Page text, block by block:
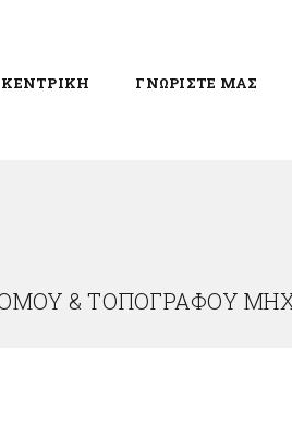
ΚΕΝΤΡΙΚΗ ΓΝΩΡΙΣΤΕ ΜΑΣ
& ΤΟΠΟΓΡΆΦΟΥ